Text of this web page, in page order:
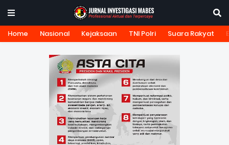
Home Nasional Kejaksaan TNI Polri Suara Rakyat